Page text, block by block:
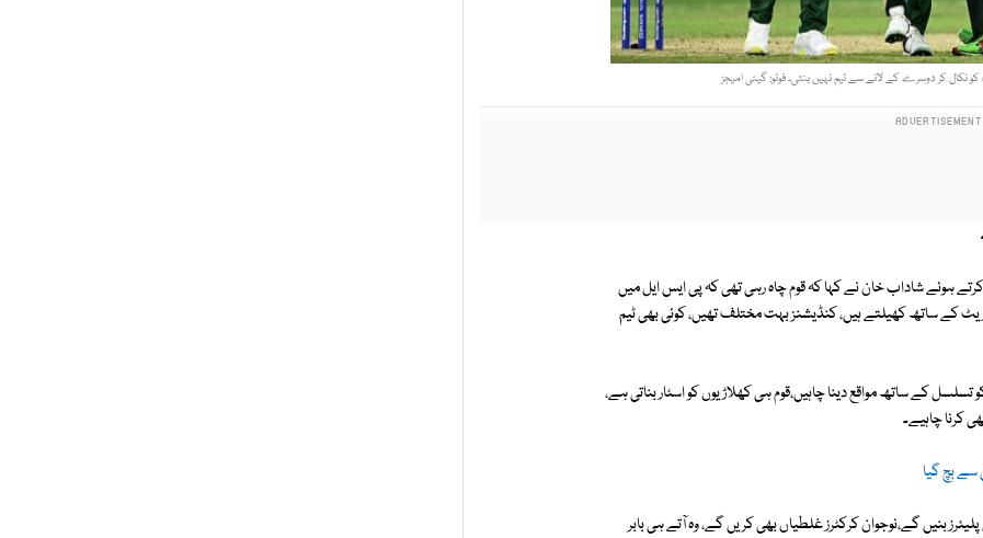
نکال کر دوسرے کے لانے سے ٹیم نہیں بنتی۔ فوٹو: گیٹی امیجز
ہوئے شاداب خان نے کہا کہ قوم چاہ رہی تھی کہ پی ایس ایل میں
ریٹ کے ساتھ کھیلتے ہیں، کنڈیشنز بہت مختلف تھیں، کوئی بھی ٹیم
کے ساتھ مواقع دینا چاہیں،قوم ہی کھلاڑیوں کو اسٹار بناتی ہے،
کرنا چاہیے۔
سے بچ گیا
بنیں گے،نوجوان کرکٹرز غلطیاں بھی کریں گے، وہ آتے ہی بابر